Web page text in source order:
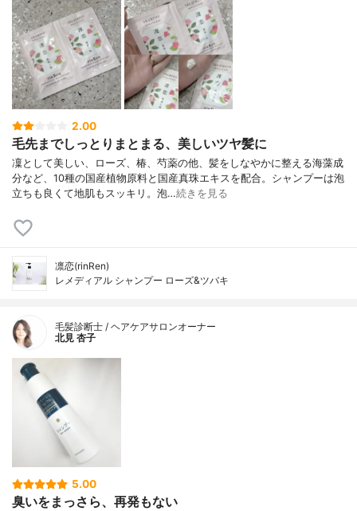
2.00
毛先までしっとりまとまる、美しいツヤ髪に
凜として美しい、ローズ、椿、芍薬の他、髪をしなやかに整える海藻成
分など、10種の国産植物原料と国産真珠エキスを配合。シャンプーは泡
立ちも良くて地肌もスッキリ。泡…続きを見る
凛恋(rinRen)
レメディアル シャンプー ローズ&ツバキ
毛髪診断士 / ヘアケアサロンオーナー
北見 杏子
5.00
臭いをまっさら、再発もない